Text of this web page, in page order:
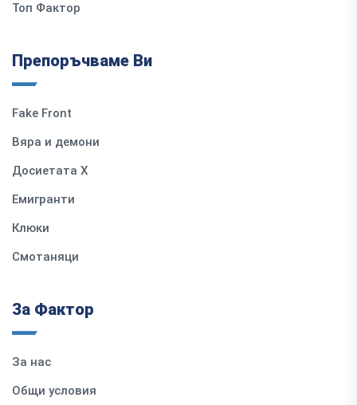
Топ Фактор
Препоръчваме Ви
Fake Front
Вяра и демони
Досиетата Х
Емигранти
Клюки
Смотаняци
За Фактор
За нас
Общи условия